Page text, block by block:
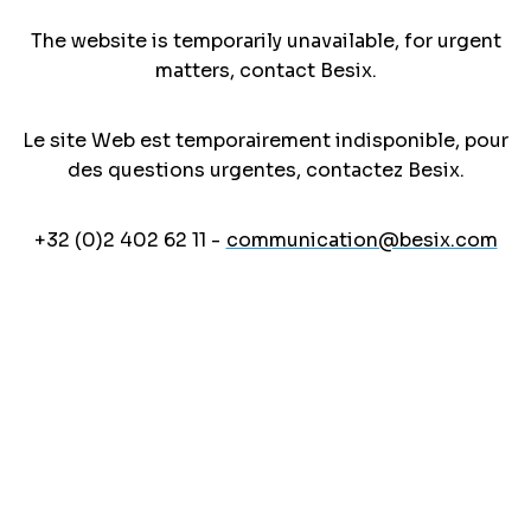
The website is temporarily unavailable, for urgent
matters, contact Besix.
Le site Web est temporairement indisponible, pour
des questions urgentes, contactez Besix.
+32 (0)2 402 62 11 - communication@besix.com